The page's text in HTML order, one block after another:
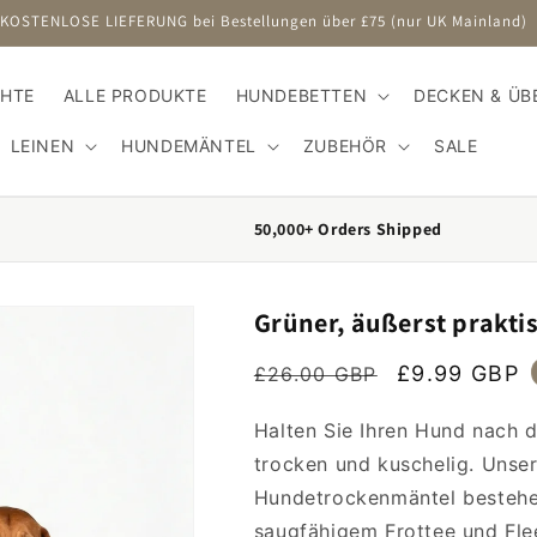
KOSTENLOSE LIEFERUNG bei Bestellungen über £75 (nur UK Mainland)
ALLE PRODUKTE HUNDEBETTEN DECKEN &
LEINEN HUNDEMÄNTEL ZUBEHÖR SALE
50,000+ Orders Shipped
Grüner, äußerst
Regular price
£26.00 GBP Sale price
£9.99 GBP
Halten Sie Ihren Hund nach
trocken und kuschelig.
Hundetrockenmäntel
saugfähigem Frottee und